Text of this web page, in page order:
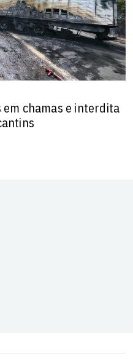
chamas e interdita